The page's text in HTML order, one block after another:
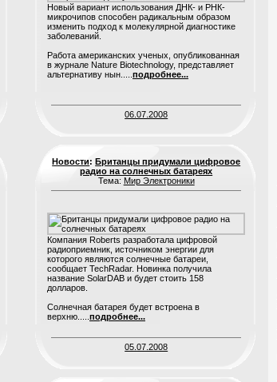
Новый вариант использования ДНК- и РНК-
микрочипов способен радикальным образом
изменить подход к молекулярной диагностике
заболеваний.
Работа американских ученых, опубликованная
в журнале Nature Biotechnology, представляет
альтернативу нын..... подробнее...
06.07.2008
Новости:Британцы придумали цифровое
радио на солнечных батареях
Тема: Мир Электроники
Компания Roberts разработала цифровой
радиоприемник, источником энергии для
которого являются солнечные батареи,
сообщает TechRadar. Новинка получила
название SolarDAB и будет стоить 158
долларов.
Солнечная батарея будет встроена в
верхню..... подробнее...
05.07.2008